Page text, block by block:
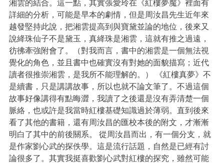
湘雲的結合。這一點，其實張愛玲在《紅樓夢魘》裡面有
詳細的分析，可能是早本的劇情，但是周汝昌先生近年來
越發堅持此說，把湘雲提高到與寶黛並論的地位，後來又
說絳珠仙子不是黛玉，真絳珠是湘雲，這就有推之過遠，
彷彿牽強附會了。（對我而言，書中的湘雲是一個無法視
覺化的角色，並且書中也確實沒有對她的面貌描寫；近代
讀者很推崇湘雲，是我所不能理解的。） 《紅樓真夢》不
是續書，只是講講故事，所以也就不論文筆了。不過這個
故事好像講得有點晦澀，我讀了之後還是沒有弄清楚一個
脈絡，也或許是我當時紅樓基礎知識過於薄弱。直到後來
看了其他的書籍，還有周汝昌的匯校本後的附文，才漸漸
明白了其中的前後關系。 從周汝昌而出，有一個分支，就
是作家劉心武的探佚學。這是流行話題，自然是已經有討
論很多了。其實我挺喜歡劉心武對紅樓的探究，雖然可能